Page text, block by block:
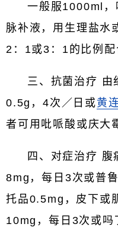
一般服1000ml，
脉补液，用生理盐水
2：1或3：1的比例配
三、抗菌治疗 由
0.5g，4次／日或黄
者可用吡哌酸或庆大
四、对症治疗 腹
8mg，每日3次或普
托品0.5mg，皮下或
10mg，每日3次或吗